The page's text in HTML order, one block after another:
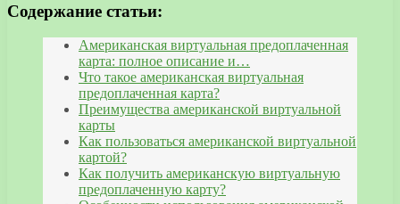
Содержание статьи:
Американская виртуальная предоплаченная
карта: полное описание и…
Что такое американская виртуальная
предоплаченная карта?
Преимущества американской виртуальной
карты
Как пользоваться американской виртуальной
картой?
Как получить американскую виртуальную
предоплаченную карту?